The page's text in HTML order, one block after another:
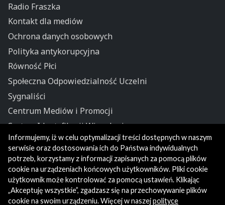
Radio Fraszka
Kontakt dla mediów
Ochrona danych osobowych
Polityka antykorupcyjna
Równość Płci
Społeczna Odpowiedzialność Uczelni
Sygnaliści
Centrum Mediów i Promocji
System Identyfikacji Wizualnej
Polityka prywatności
Informujemy, iż w celu optymalizacji treści dostępnych w naszym
serwisie oraz dostosowania ich do Państwa indywidualnych
potrzeb, korzystamy z informacji zapisanych za pomocą plików
cookie na urządzeniach końcowych użytkowników. Pliki cookie
użytkownik może kontrolować za pomocą ustawień. Klikając
„Akceptuję wszystkie”, zgadzasz się na przechowywanie plików
cookie na swoim urządzeniu. Więcej w naszejpolityce